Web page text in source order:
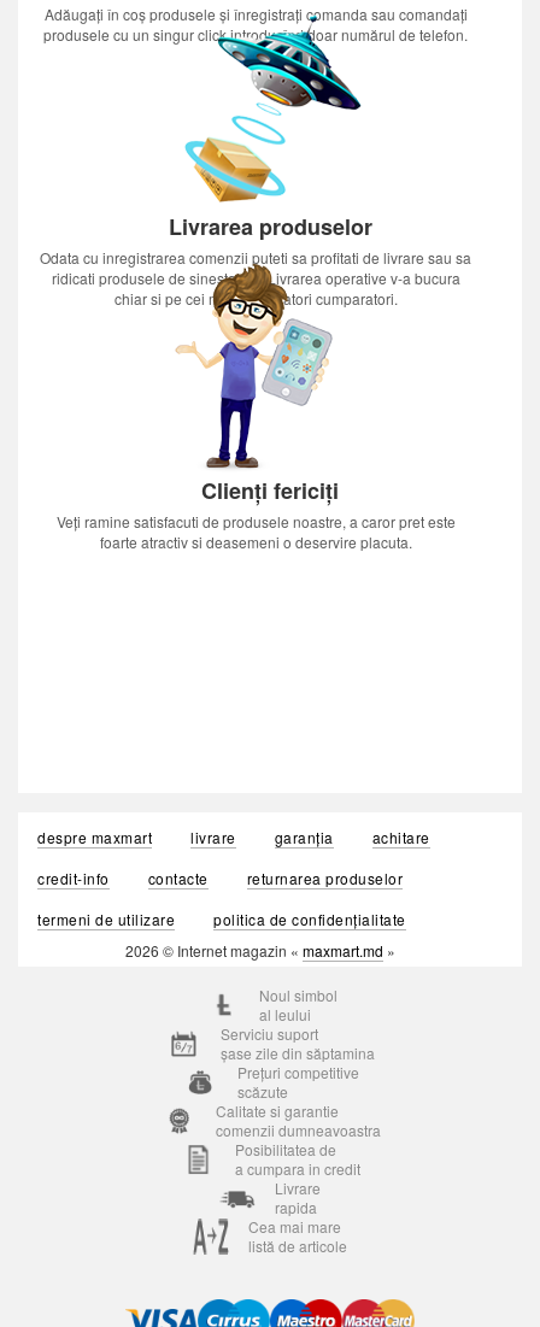
Adăugați în coș produsele și înregistrați comanda sau comandați
produsele cu un singur click introducînd doar numărul de telefon.
Livrarea produselor
Odata cu inregistrarea comenzii puteti sa profitati de livrare sau sa
ridicati produsele de sinestatator.Livrarea operative v-a bucura
chiar si pe cei mai nerabdatori cumparatori.
Clienți fericiți
Veți ramine satisfacuti de produsele noastre, a caror pret este
foarte atractiv si deasemeni o deservire placuta.
despre maxmart livrare garanția
achitare
credit-info
contacte
returnarea produselor
termeni de utilizare
politica de confidențialitate
2026 © Internet magazin « maxmart.md »
Noul simbol
al leului
Serviciu suport
șase zile din săptamina
Prețuri competitive
scăzute
Calitate si garantie
comenzii dumneavoastra
Posibilitatea de
a cumpara in credit
Livrare
rapida
Cea mai mare
listă de articole